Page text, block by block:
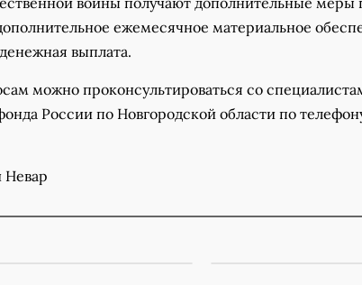
ежемесячное материальное
выплата.
можно проконсультироваться со
России по Новгородской области по
Невар